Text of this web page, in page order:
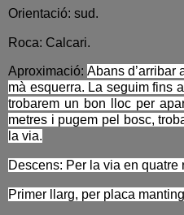
Orientació: sud.
Roca: Calcari.
Aproximació: Abans d’arribar
mà esquerra. La seguim fins
trobarem un bon lloc per
metres i pugem pel bosc,
la via.
Descens: Per la via en quatre
Primer llarg, per placa